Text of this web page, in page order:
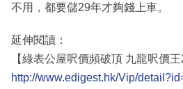
不用，都要儲29年才夠錢上車。
延伸閱讀：
【綠表公屋呎價頻破頂 九龍呎價王
http://www.edigest.hk/Vip/